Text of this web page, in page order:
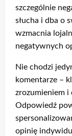
szczególnie
słucha i dba o
wzmacnia
negatywnych
Nie chodzi
komentarze –
zrozumieniem i
Odpowiedź
opinię